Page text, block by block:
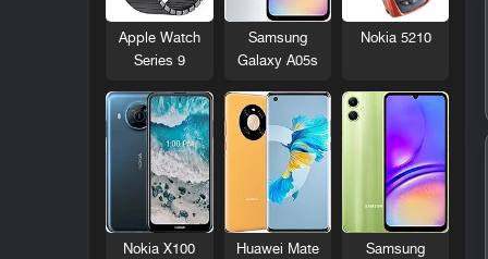
Nokia 5210
Samsung
Galaxy A05s
Apple Watch
Series 9
Samsung
Huawei Mate
Nokia X100